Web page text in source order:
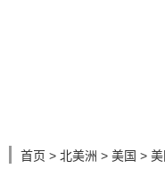
首页 > 北美洲 > 美国 >